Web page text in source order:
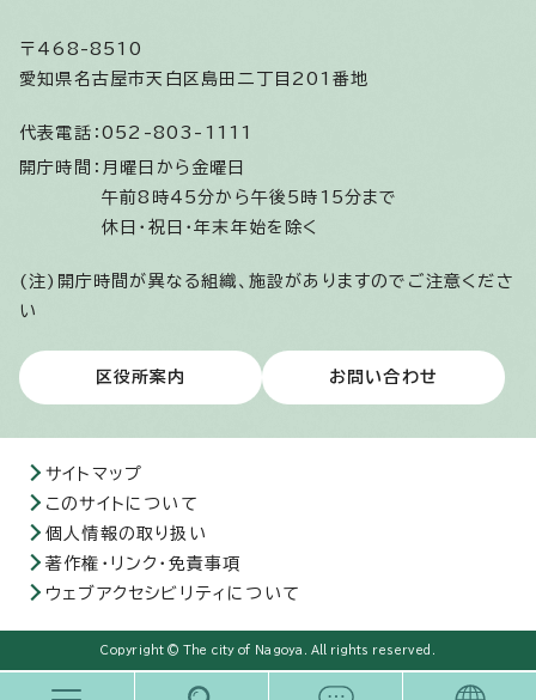
〒468-8510
愛知県名古屋市天白区島田二丁目201番地
代表電話： 052-803-1111
開庁時間： 月曜日から金曜日
午前8時45分から午後5時15分まで
休日・祝日・年末年始を除く
(注)開庁時間が異なる組織、施設がありますのでご注意くださ
い
区役所案内 お問い合わせ
サイトマップ
このサイトについて
個人情報の取り扱い
著作権・リンク・免責事項
ウェブアクセシビリティについて
Copyright © The city of Nagoya. All rights reserved.